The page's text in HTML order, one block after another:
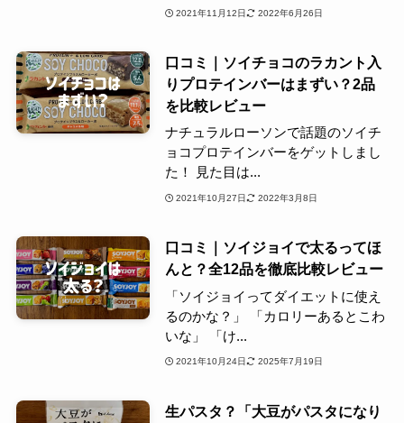
2021年11月12日 2022年6月26日
口コミ｜ソイチョコのラカント入
りプロテインバーはまずい？2品
を比較レビュー
ナチュラルローソンで話題のソイチ
ョコプロテインバーをゲットしまし
た！ 見た目は...
2021年10月27日 2022年3月8日
口コミ｜ソイジョイで太るってほ
んと？全12品を徹底比較レビュー
「ソイジョイってダイエットに使え
るのかな？」 「カロリーあるとこわ
いな」 「け...
2021年10月24日 2025年7月19日
生パスタ？「大豆がパスタになり